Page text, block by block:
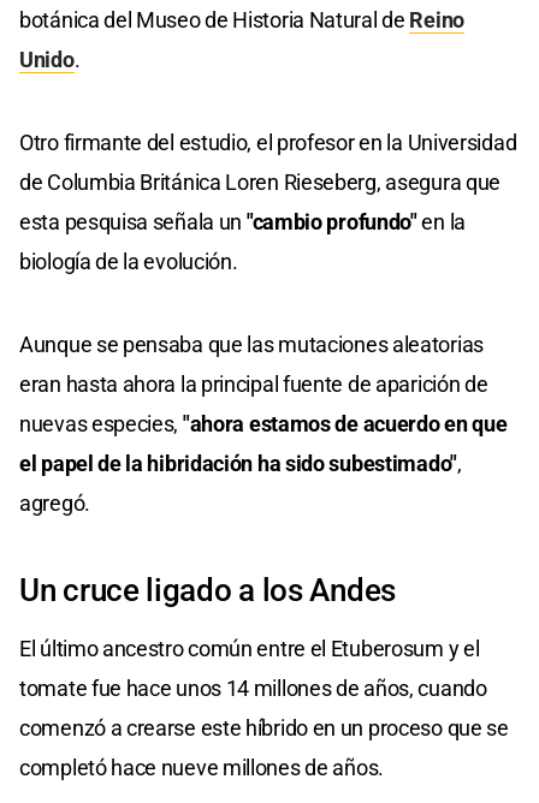
botánica del Museo de Historia Natural de Reino
Unido.
Otro firmante del estudio, el profesor en la Universidad
de Columbia Británica Loren Rieseberg, asegura que
esta pesquisa señala un "cambio profundo"en la
biología de la evolución.
Aunque se pensaba que las mutaciones aleatorias
eran hasta ahora la principal fuente de aparición de
nuevas especies, "ahora estamos de acuerdo en que
el papel de la hibridación ha sido subestimado",
agregó.
Un cruce ligado a los Andes
El último ancestro común entre el Etuberosum y el
tomate fue hace unos 14 millones de años, cuando
comenzó a crearse este híbrido en un proceso que se
completó hace nueve millones de años.